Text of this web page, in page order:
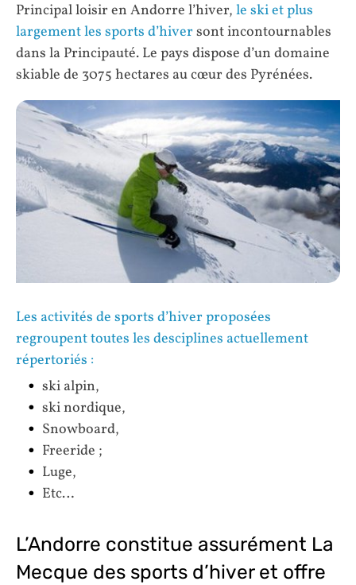
Principal loisir en Andorre l’hiver, le ski et plus
largement les sports d’hiversont incontournables
dans la Principauté. Le pays dispose d’un domaine
skiable de 3075 hectares au cœur des Pyrénées.
Les activités de sports d’hiver proposées
regroupent toutes les desciplines actuellement
répertoriés :
ski alpin,
ski nordique,
Snowboard,
Freeride ;
Luge,
Etc…
L’Andorre constitue assurément La
Mecque des sports d’hiver et offre